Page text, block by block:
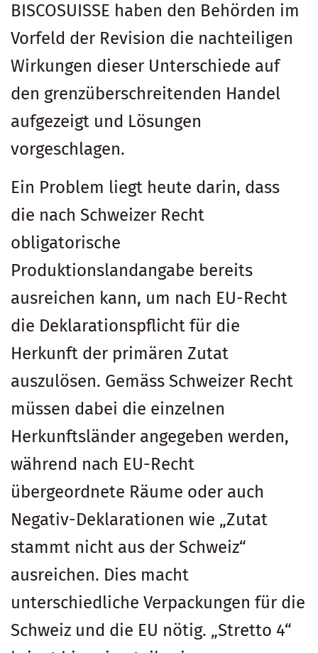
BISCOSUISSE haben den Behörden im
Vorfeld der Revision die nachteiligen
Wirkungen dieser Unterschiede auf
den grenzüberschreitenden Handel
aufgezeigt und Lösungen
vorgeschlagen.
Ein Problem liegt heute darin, dass
die nach Schweizer Recht
obligatorische
Produktionslandangabe bereits
ausreichen kann, um nach EU-Recht
die Deklarationspflicht für die
Herkunft der primären Zutat
auszulösen. Gemäss Schweizer Recht
müssen dabei die einzelnen
Herkunftsländer angegeben werden,
während nach EU-Recht
übergeordnete Räume oder auch
Negativ-Deklarationen wie „Zutat
stammt nicht aus der Schweiz“
ausreichen. Dies macht
unterschiedliche Verpackungen für die
Schweiz und die EU nötig. „Stretto 4“